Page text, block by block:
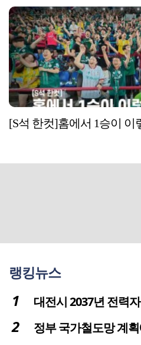
[S석 한컷]홈에서 1승이 이
랭킹뉴스
대전시 2037년 전력자립도
정부 국가철도망 계획